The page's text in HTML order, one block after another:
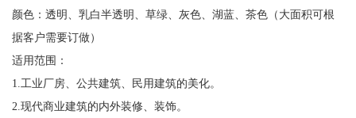
颜色：透明、乳白半透明、草绿、灰色、湖蓝、茶色（大面积可根
据客户需要订做）
适用范围：
1.工业厂房、公共建筑、民用建筑的美化。
2.现代商业建筑的内外装修、装饰。